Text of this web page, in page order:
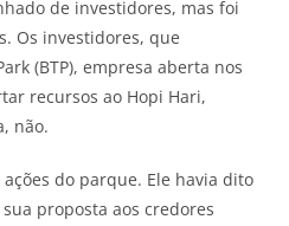
de investidores, mas foi
Os investidores, que
(BTP), empresa aberta nos
recursos ao Hopi Hari,
não.
do parque. Ele havia dito
proposta aos credores